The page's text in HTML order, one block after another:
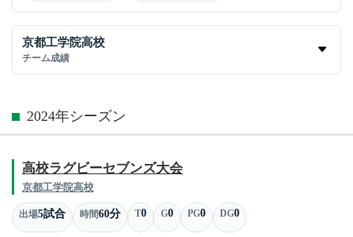
京都工学院高校
チーム成績
2024年シーズン
高校ラグビーセブンズ大会
京都工学院高校
出場5試合 時間60分 T0 G0 PG0 DG0